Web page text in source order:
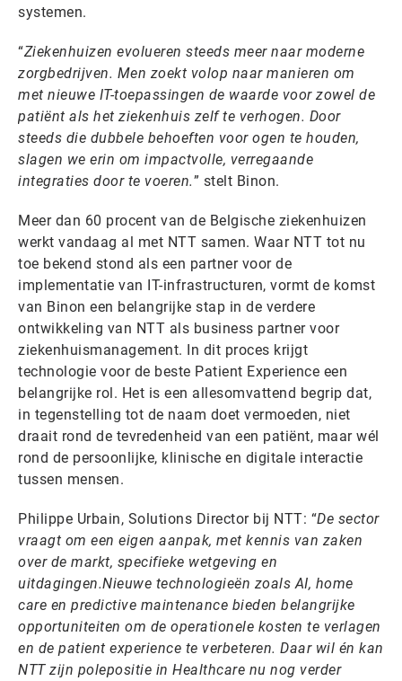
systemen.
“Ziekenhuizen evolueren steeds meer naar moderne
zorgbedrijven. Men zoekt volop naar manieren om
met nieuwe IT-toepassingen de waarde voor zowel de
patiënt als het ziekenhuis zelf te verhogen. Door
steeds die dubbele behoeften voor ogen te houden,
slagen we erin om impactvolle, verregaande
integraties door te voeren.” stelt Binon.
Meer dan 60 procent van de Belgische ziekenhuizen
werkt vandaag al met NTT samen. Waar NTT tot nu
toe bekend stond als een partner voor de
implementatie van IT-infrastructuren, vormt de komst
van Binon een belangrijke stap in de verdere
ontwikkeling van NTT als business partner voor
ziekenhuismanagement. In dit proces krijgt
technologie voor de beste Patient Experience een
belangrijke rol. Het is een allesomvattend begrip dat,
in tegenstelling tot de naam doet vermoeden, niet
draait rond de tevredenheid van een patiënt, maar wél
rond de persoonlijke, klinische en digitale interactie
tussen mensen.
Philippe Urbain, Solutions Director bij NTT: “De sector
vraagt om een eigen aanpak, met kennis van zaken
over de markt, specifieke wetgeving en
uitdagingen.Nieuwe technologieën zoals AI, home
care en predictive maintenance bieden belangrijke
opportuniteiten om de operationele kosten te verlagen
en de patient experience te verbeteren. Daar wil én kan
NTT zijn polepositie in Healthcare nu nog verder